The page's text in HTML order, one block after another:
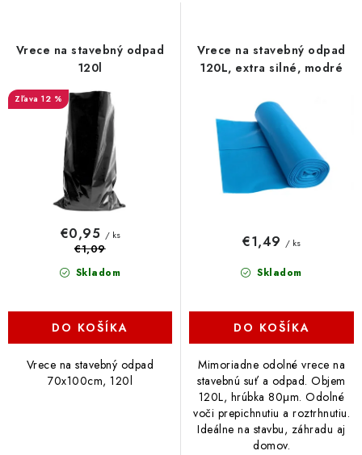
d
u
e
r
o
Vrece na stavebný odpad
120l
12 %
Skladom
€0,95 / ks
€1,09
DO KOŠÍKA
Vrece na stavebný odpad
70x100cm, 120l
Vrece na stavebný odpad
120L, extra silné, modré
Skladom
€1,49 / ks
DO KOŠÍKA
Mimoriadne odolné vrece na
stavebnú suť a odpad. Objem
120L, hrúbka 80μm. Odolné
voči prepichnutiu a roztrhnutiu.
Ideálne na stavbu, záhradu aj
domov.